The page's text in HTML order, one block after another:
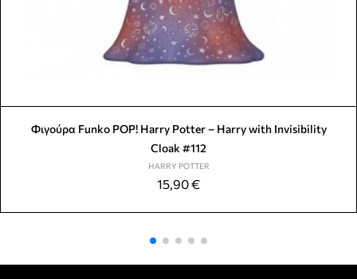
Φιγούρα Funko POP! Harry Potter – Harry with Invisibility
Cloak #112
HARRY POTTER
15,90€